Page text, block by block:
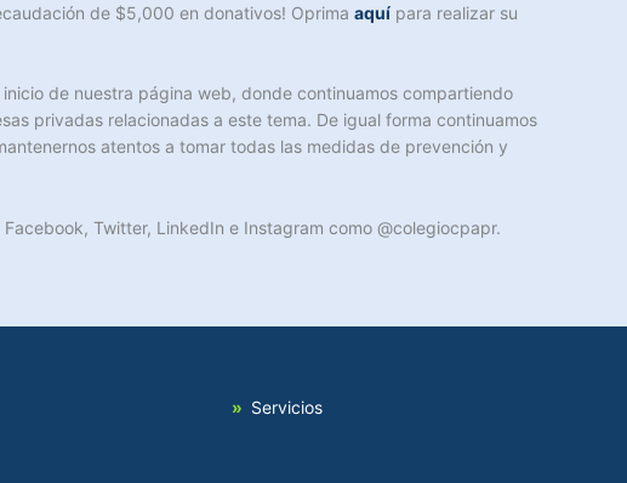
de $5,000 en donativos! Oprima aquí para realizar su
de nuestra página web, donde continuamos compartiendo
privadas relacionadas a este tema. De igual forma continuamos
atentos a tomar todas las medidas de prevención y
Twitter, LinkedIn e Instagram como @colegiocpapr.
Servicios